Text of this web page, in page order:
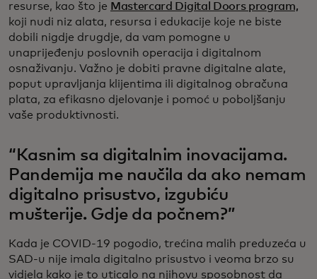
resurse, kao što je Mastercard Digital Doors program,
koji nudi niz alata, resursa i edukacije koje ne biste
dobili nigdje drugdje, da vam pomogne u
unaprijeđenju poslovnih operacija i digitalnom
osnaživanju. Važno je dobiti pravne digitalne alate,
poput upravljanja klijentima ili digitalnog obračuna
plata, za efikasno djelovanje i pomoć u poboljšanju
vaše produktivnosti.
“Kasnim sa digitalnim inovacijama.
Pandemija me naučila da ako nemam
digitalno prisustvo, izgubiću
mušterije. Gdje da počnem?”
Kada je COVID-19 pogodio, trećina malih preduzeća u
SAD-u nije imala digitalno prisustvo i veoma brzo su
vidjela kako je to uticalo na njihovu sposobnost da